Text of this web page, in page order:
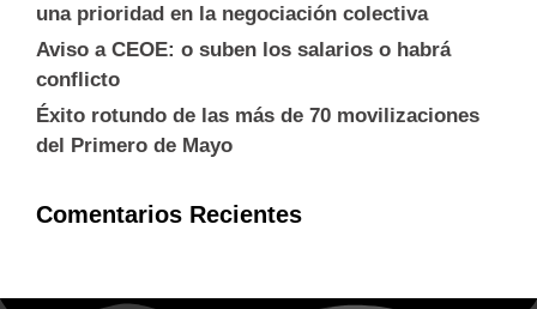
una prioridad en la negociación colectiva
Aviso a CEOE: o suben los salarios o habrá
conflicto
Éxito rotundo de las más de 70 movilizaciones
del Primero de Mayo
Comentarios Recientes